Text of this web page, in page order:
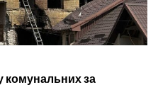
комунальних за